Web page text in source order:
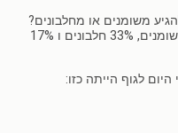
משומנים או מחלבונים?
היום התזונה שלי כללה 50% שומנים, 33% חלבונים ו 17%
לגוף הייתה כזו: